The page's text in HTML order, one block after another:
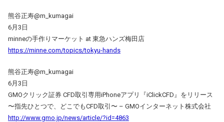
熊谷正寿‏@m_kumagai
6月3日
minneの手作りマーケット at 東急ハンズ梅田店
https://minne.com/topics/tokyu-hands
熊谷正寿‏@m_kumagai
6月3日
GMOクリック証券 CFD取引専用iPhoneアプリ『iClickCFD』をリリース
〜指先ひとつで、どこでもCFD取引〜 – GMOインターネット株式会社
http://www.gmo.jp/news/article/?id=4863